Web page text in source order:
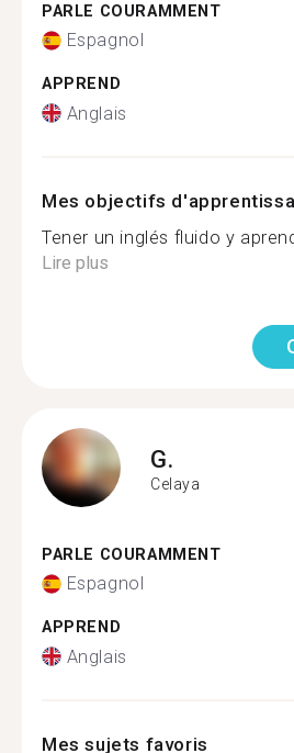
PARLE COURAMMENT
Espagnol
APPREND
Anglais
Mes objectifs
Tener un inglés fluido y
Lire plus
G.
Celaya
PARLE COURAMMENT
Espagnol
APPREND
Anglais
Mes sujets favoris